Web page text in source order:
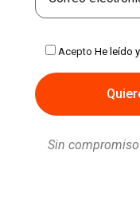
Acepto He leído
Sin compromiso